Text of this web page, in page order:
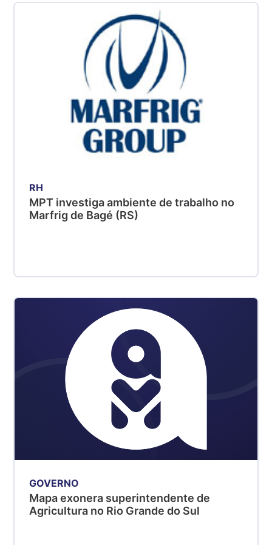
RH
MPT investiga ambiente de trabalho no
Marfrig de Bagé (RS)
GOVERNO
Mapa exonera superintendente de
Agricultura no Rio Grande do Sul